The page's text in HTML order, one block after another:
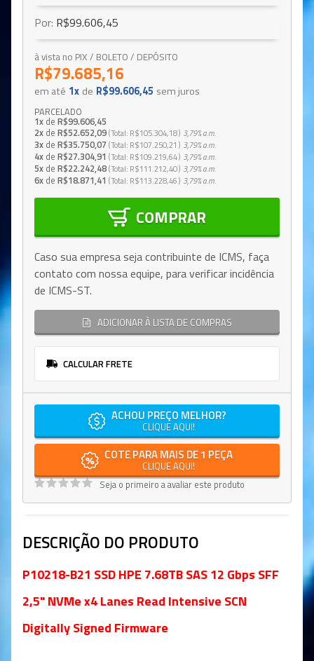
Por: R$99.606,45
à vista no PIX / BOLETO / DEPÓSITO
R$79.685,16
em até 1x de R$99.606,45 sem juros
PARCELADO
1x de R$99.606,45
2x de R$52.652,09 Total R$105.304,18 3,79%a.m.
3x de R$35.750,07 Total R$107.250,21 3,79%a.m.
4x de R$27.304,91 Total R$109.219,64 3,79%a.m.
5x de R$22.242,48 Total R$111.212,40 3,79%a.m.
6x de R$18.871,41 Total R$113.228,46 3,79%a.m.
COMPRAR
Caso sua empresa seja contribuinte de ICMS, faça
contato com nossa equipe, para verificar incidência
de ICMS-ST.
ADICIONAR À LISTA DE COMPRAS
CALCULAR FRETE
ACHOU PREÇO MELHOR?
CLIQUE AQUI!
COTE PARA MAIS DE 1 PEÇA
CLIQUE AQUI!
Seja o primeiro a avaliar este produto
DESCRIÇÃO DO PRODUTO
P10218-B21 SSD HPE 7.68TB SAS 12 Gbps SFF
2,5" NVMe x4 Lanes Read Intensive SCN
Digitally Signed Firmware